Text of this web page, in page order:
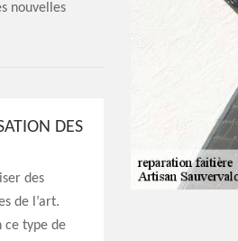
nouvelles
DES
des
de l’art.
ce type de